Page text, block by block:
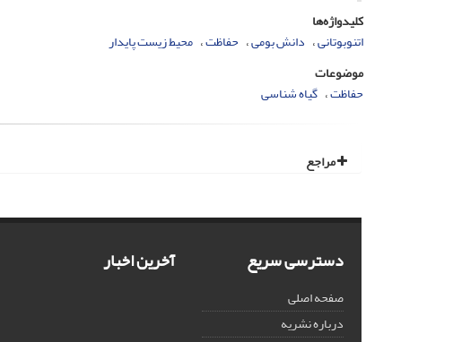
کلیدواژه‌ها
اتنوبوتانی دانش بومی حفاظت محیط زیست پایدار
موضوعات
حفاظت گیاه شناسی
مراجع
دسترسی سریع
صفحه اصلی
درباره نشریه
آخرین اخبار